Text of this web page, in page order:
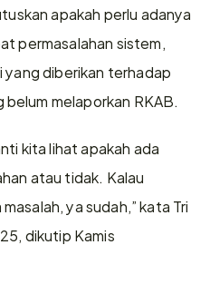
apakah perlu adanya
permasalahan sistem,
diberikan terhadap
melaporkan RKAB.
kita lihat apakah ada
atau tidak. Kalau
ya sudah,” kata Tri
dikutip Kamis